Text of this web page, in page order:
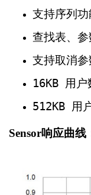
支持序列
查找表、
支持取消
16KB 用户
512KB 用
Sensor响应曲线